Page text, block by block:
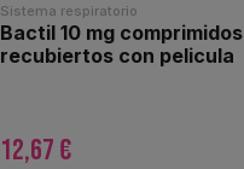
Sistema respiratorio
Bactil 10 mg comprimidos
recubiertos con pelicula
12,67 €